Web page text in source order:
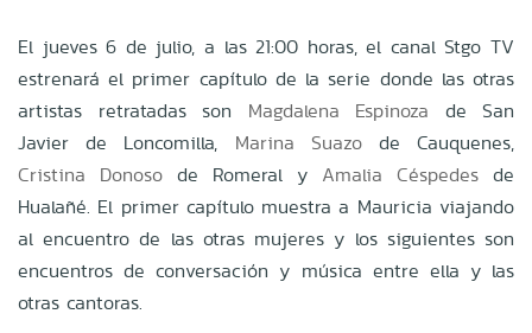
El jueves 6 de julio, a las 21:00 horas, el canal Stgo TV
estrenará el primer capítulo de la serie donde las otras
artistas retratadas son Magdalena Espinoza de San
Javier de Loncomilla, Marina Suazode Cauquenes,
Cristina Donoso de Romeral y Amalia Céspedes de
Hualañé. El primer capítulo muestra a Mauricia viajando
al encuentro de las otras mujeres y los siguientes son
encuentros de conversación y música entre ella y las
otras cantoras.